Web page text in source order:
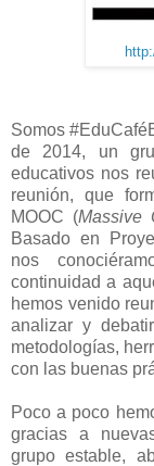
Somos
de 2014, un
educativos nos
reunión, que
MOOC (Massive
Basado en
nos
continuidad a
hemos venido
analizar y
metodologías,
con las buenas
Poco a poco
gracias a
grupo estable,